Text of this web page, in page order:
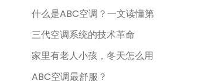
什么是ABC空调？一文读懂第
三代空调系统的技术革命
家里有老人小孩，冬天怎么用
ABC空调最舒服？